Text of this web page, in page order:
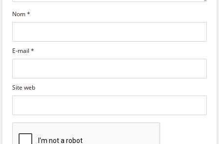
Nom*
E-mail *
Site web